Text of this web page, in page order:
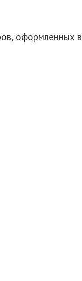
оформленных в